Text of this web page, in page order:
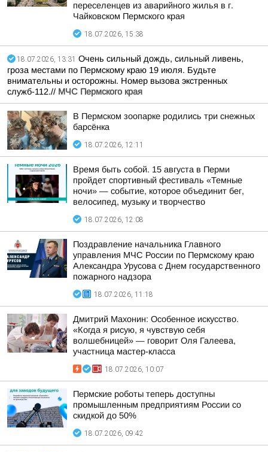
переселенцев из аварийного жилья в г.
Чайковском Пермского края
18.07.2026, 15:38
18.07.2026, 13:31 Очень сильный дождь, сильный ливень,
гроза местами по Пермскому краю 19 июля. Будьте
внимательны и осторожны. Номер вызова экстренных
служб-112.// МЧС Пермского края
В Пермском зоопарке родились три снежных
барсёнка
18.07.2026, 12:11
Время быть собой. 15 августа в Перми
пройдет спортивный фестиваль «Темные
ночи» — событие, которое объединит бег,
велосипед, музыку и творчество
18.07.2026, 12:08
Поздравление начальника Главного
управления МЧС России по Пермскому краю
Александра Урусова с Днем государственного
пожарного надзора
18.07.2026, 11:18
Дмитрий Махонин: Особенное искусство.
«Когда я рисую, я чувствую себя
волшебницей» — говорит Оля Галеева,
участница мастер-класса
18.07.2026, 10:07
Пермские роботы теперь доступны
промышленным предприятиям России со
скидкой до 50%
18.07.2026, 09:42